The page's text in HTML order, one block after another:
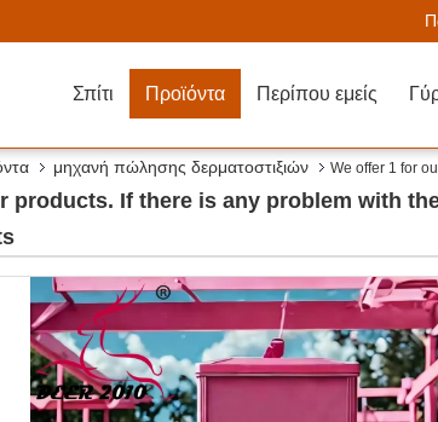
Σπίτι Προϊόντα Περίπου εμείς
μηχανή πώλησης δερματοστιξιών
We offer 1 for
products. If there is any problem with